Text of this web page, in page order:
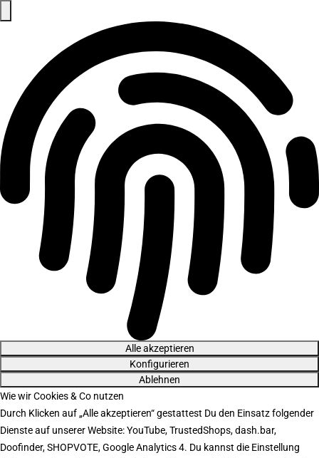
Alle akzeptieren
Konfigurieren
Ablehnen
Wie wir Cookies & Co nutzen
Durch Klicken auf „Alle akzeptieren“ gestattest Du den Einsatz folgender
Dienste auf unserer Website: YouTube, TrustedShops, dash.bar,
Doofinder, SHOPVOTE, Google Analytics 4. Du kannst die Einstellung